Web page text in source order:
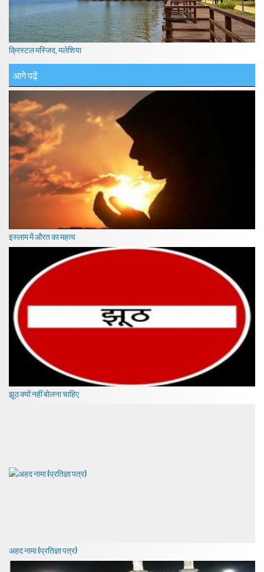
क्रिस्टल मस्जिद, मलेशिया
आगे पढ़ें
इस्लाम में औरत का महत्व
झूठ क्यों नहीं बोलना चाहिए
अहद नामा (प्रतिज्ञा पत्र)